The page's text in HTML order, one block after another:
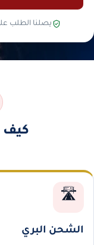
يصلنا الطلب
كيف
🛣️
الشحن البري